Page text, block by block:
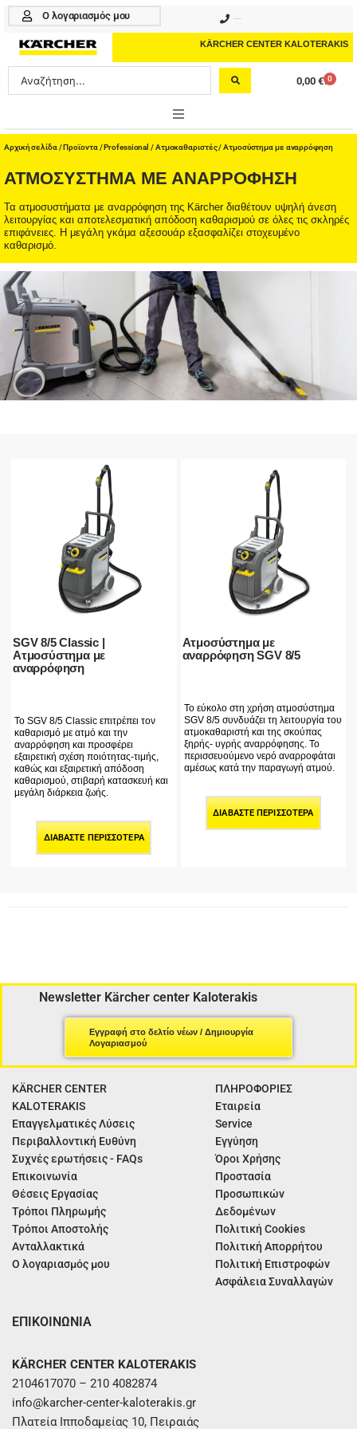
Μετάβαση
περιεχόμενο
Ο λογαριασμός μου
KÄRCHER CENTER KALOTERAKIS
Search
...
0,00 € 0
Cart
ONLINE SHOP
HOME & GARDEN
PROFESSIONAL
ΑΞΕΣΟΥΑΡ
ΚΑΘΑΡΙΣΤΙΚΑ
ΥΠΗΡΕΣΙΕΣ-ΝΕΑ-ΛΥΣΕΙΣ
Αρχική σελίδα /Προϊοντα /Professional /Ατμοκαθαριστές/ Ατμοσύστημα με αναρρόφηση
ΑΤΜΟΣΎΣΤΗΜΑ ΜΕ ΑΝΑΡΡΌΦΗΣΗ
Τα ατμοσυστήματα με αναρρόφηση της Kärcher διαθέτουν υψηλή άνεση
λειτουργίας και αποτελεσματική απόδοση καθαρισμού σε όλες τις σκληρές
επιφάνειες. Η μεγάλη γκάμα αξεσουάρ εξασφαλίζει στοχευμένο
καθαρισμό.
SGV 8/5 Classic |
Ατμοσύστημα με
αναρρόφηση
Το SGV 8/5 Classic επιτρέπει τον
καθαρισμό με ατμό και την
αναρρόφηση και προσφέρει
εξαιρετική σχέση ποιότητας-τιμής,
καθώς και εξαιρετική απόδοση
καθαρισμού, στιβαρή κατασκευή και
μεγάλη διάρκεια ζωής.
ΔΙΑΒΆΣΤΕ ΠΕΡΙΣΣΌΤΕΡΑ
Ατμοσύστημα με
αναρρόφηση SGV 8/5
Το εύκολο στη χρήση ατμοσύστημα
SGV 8/5 συνδυάζει τη λειτουργία του
ατμοκαθαριστή και της σκούπας
ξηρής- υγρής αναρρόφησης. Το
περισσευούμενο νερό αναρροφάται
αμέσως κατά την παραγωγή ατμού.
ΔΙΑΒΆΣΤΕ ΠΕΡΙΣΣΌΤΕΡΑ
Newsletter Kärcher center Kaloterakis
Εγγραφή στο δελτίο νέων / Δημιουργία
Λογαριασμού
KÄRCHER CENTER
KALOTERAKIS
Επαγγελματικές Λύσεις
Περιβαλλοντική Ευθύνη
Συχνές ερωτήσεις - FAQs
Επικοινωνία
Θέσεις Εργασίας
Τρόποι Πληρωμής
Τρόποι Αποστολής
Ανταλλακτικά
Ο λογαριασμός μου
ΠΛΗΡΟΦΟΡΙΕΣ
Εταιρεία
Service
Εγγύηση
Όροι Χρήσης
Προστασία
Προσωπικών
Δεδομένων
Πολιτική Cookies
Πολιτική Απορρήτου
Πολιτική Επιστροφών
Ασφάλεια Συναλλαγών
ΕΠΙΚΟΙΝΩΝΙΑ
KÄRCHER CENTER KALOTERAKIS
2104617070 – 210 4082874
info@karcher-center-kaloterakis.gr
Πλατεία Ιπποδαμείας 10, Πειραιάς